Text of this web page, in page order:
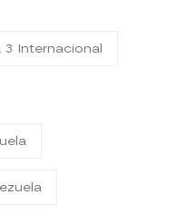
3 Internacional